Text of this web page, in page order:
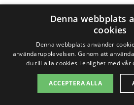
grundläggande detaljer
vilken typ av städning du
snabbt få flera alternativ
priser och tjänster. Tänk
Denna webbplats
cookies
Denna webbplats använder
användarupplevelsen. Genom att
du till alla cookies i enlighet med vår
ACCEPTERA ALLA